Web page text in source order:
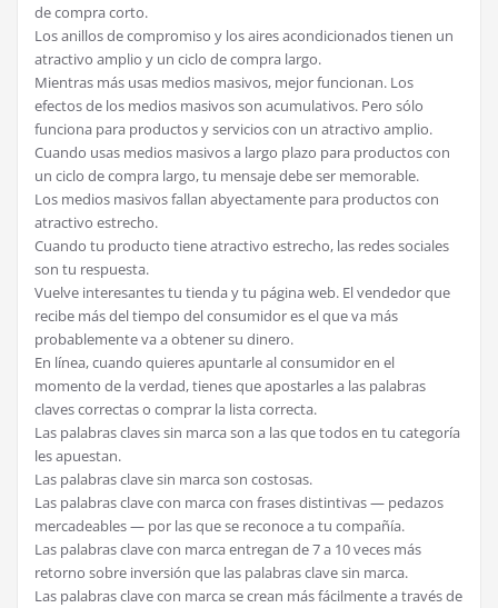
de compra corto.
Los anillos de compromiso y los aires acondicionados tienen un
atractivo amplio y un ciclo de compra largo.
Mientras más usas medios masivos, mejor funcionan. Los
efectos de los medios masivos son acumulativos. Pero sólo
funciona para productos y servicios con un atractivo amplio.
Cuando usas medios masivos a largo plazo para productos con
un ciclo de compra largo, tu mensaje debe ser memorable.
Los medios masivos fallan abyectamente para productos con
atractivo estrecho.
Cuando tu producto tiene atractivo estrecho, las redes sociales
son tu respuesta.
Vuelve interesantes tu tienda y tu página web. El vendedor que
recibe más del tiempo del consumidor es el que va más
probablemente va a obtener su dinero.
En línea, cuando quieres apuntarle al consumidor en el
momento de la verdad, tienes que apostarles a las palabras
claves correctas o comprar la lista correcta.
Las palabras claves sin marca son a las que todos en tu categoría
les apuestan.
Las palabras clave sin marca son costosas.
Las palabras clave con marca con frases distintivas — pedazos
mercadeables — por las que se reconoce a tu compañía.
Las palabras clave con marca entregan de 7 a 10 veces más
retorno sobre inversión que las palabras clave sin marca.
Las palabras clave con marca se crean más fácilmente a través de